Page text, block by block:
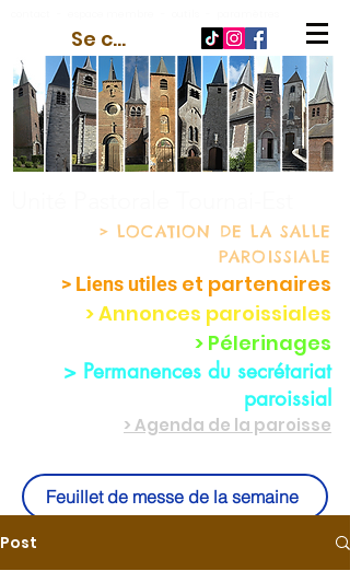
Se connecter
> LOCATION DE LA SALLE
PAROISSIALE
> Liens utiles et partenaires
> Annonces paroissiales
> Pélerinages
> Permanences du secrétariat
paroissial
> Agenda de la paroisse
Feuillet de messe de la semaine
Post